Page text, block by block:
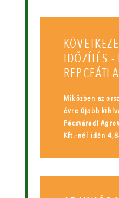
IDŐZÍTÉS
Miközben az
évre újabb
Pécsváradi
Kft.-nél idén